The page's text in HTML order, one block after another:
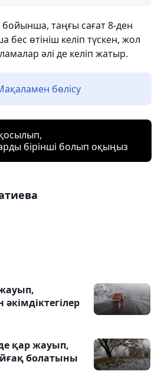
таңғы сағат 8-ден
өтініш келіп түскен, жол
әлі де келіп жатыр.
бөлісу
бірінші болып оқыңыз
қар жауып,
болатыны